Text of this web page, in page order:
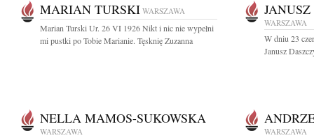
MARIAN TURSKI WARSZAWA
Marian Turski Ur. 26 VI 1926 Nikt i nic nie wypełni
mi pustki po Tobie Marianie. Tęsknię Zuzanna
WARSZAWA
W dniu 23
Janusz
NELLA MAMOS-SUKOWSKA
WARSZAWA WARSZAWA